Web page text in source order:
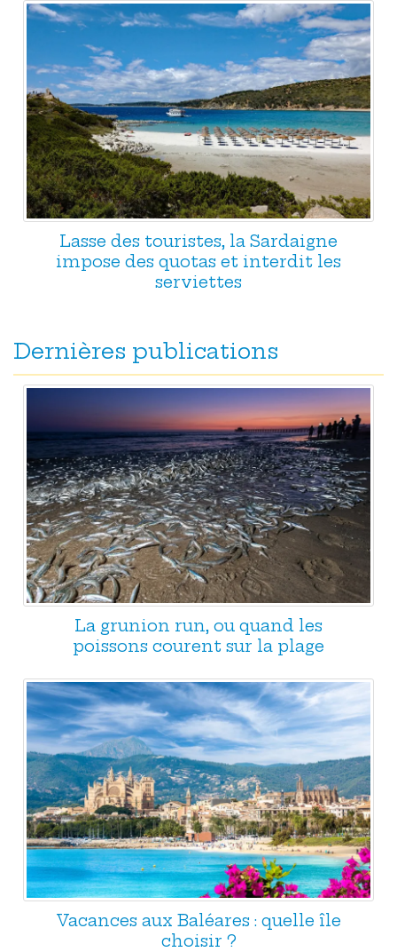
Lasse des touristes, la Sardaigne
impose des quotas et interdit les
serviettes
Dernières publications
La grunion run, ou quand les
poissons courent sur la plage
Vacances aux Baléares : quelle île
choisir ?